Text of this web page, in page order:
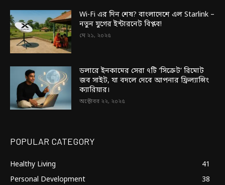
Wi-Fi এর দিন শেষ? বাংলাদেশে এল Starlink –
নতুন যুগের ইন্টারনেট বিপ্লব!
মে ২১, ২০২৫
ডলারে ইনকামের সেরা ৭টি ‘সিক্রেট’ রিমোট
জব সাইট, যা বদলে দেবে আপনার ফ্রিল্যান্সিং
ক্যারিয়ার।
অক্টোবর ২২, ২০২৫
POPULAR CATEGORY
Healthy Living
41
Personal Development
38